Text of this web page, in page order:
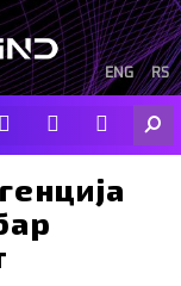
RS
ENG
Y
o
u
u
b
e
I
c
o
t
L
i
n
k
e